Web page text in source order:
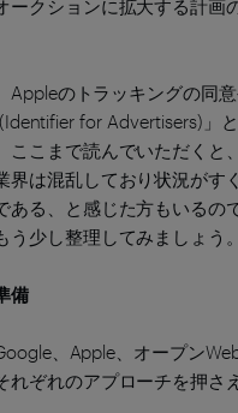
ークションに拡大する計画
Appleのトラッキングの同
for Advertisers)」
ここまで読んでいただくと
界は混乱しており状況がす
ある、と感じた方もいるの
う少し整理してみましょう。
備
、Apple、オープン
れぞれのアプローチを押さ